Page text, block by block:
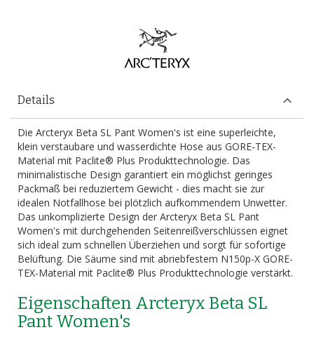
Details
Die Arcteryx Beta SL Pant Women's ist eine superleichte,
klein verstaubare und wasserdichte Hose aus GORE-TEX-
Material mit Paclite® Plus Produkttechnologie. Das
minimalistische Design garantiert ein möglichst geringes
Packmaß bei reduziertem Gewicht - dies macht sie zur
idealen Notfallhose bei plötzlich aufkommendem Unwetter.
Das unkomplizierte Design der Arcteryx Beta SL Pant
Women's mit durchgehenden Seitenreißverschlüssen eignet
sich ideal zum schnellen Überziehen und sorgt für sofortige
Belüftung. Die Säume sind mit abriebfestem N150p-X GORE-
TEX-Material mit Paclite® Plus Produkttechnologie verstärkt.
Eigenschaften Arcteryx Beta SL
Pant Women's